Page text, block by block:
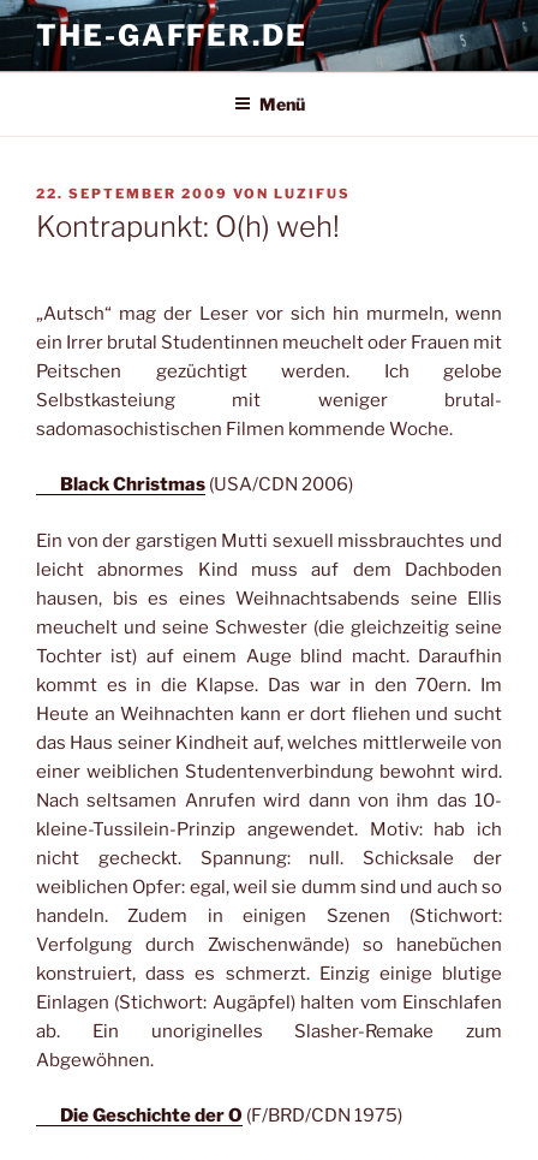
Zum
Inhalt
springen
THE-GAFFER.DE
Menü
VERÖFFENTLICHT
AM
22. SEPTEMBER 2009 VON LUZIFUS
Kontrapunkt: O(h) weh!
„Autsch“ mag der Leser vor sich hin murmeln, wenn
ein Irrer brutal Studentinnen meuchelt oder Frauen mit
Peitschen gezüchtigt werden. Ich gelobe
Selbstkasteiung mit weniger brutal-
sadomasochistischen Filmen kommende Woche.
Black Christmas (USA/CDN 2006)
Ein von der garstigen Mutti sexuell missbrauchtes und
leicht abnormes Kind muss auf dem Dachboden
hausen, bis es eines Weihnachtsabends seine Ellis
meuchelt und seine Schwester (die gleichzeitig seine
Tochter ist) auf einem Auge blind macht. Daraufhin
kommt es in die Klapse. Das war in den 70ern. Im
Heute an Weihnachten kann er dort fliehen und sucht
das Haus seiner Kindheit auf, welches mittlerweile von
einer weiblichen Studentenverbindung bewohnt wird.
Nach seltsamen Anrufen wird dann von ihm das 10-
kleine-Tussilein-Prinzip angewendet. Motiv: hab ich
nicht gecheckt. Spannung: null. Schicksale der
weiblichen Opfer: egal, weil sie dumm sind und auch so
handeln. Zudem in einigen Szenen (Stichwort:
Verfolgung durch Zwischenwände) so hanebüchen
konstruiert, dass es schmerzt. Einzig einige blutige
Einlagen (Stichwort: Augäpfel) halten vom Einschlafen
ab. Ein unoriginelles Slasher-Remake zum
Abgewöhnen.
Die Geschichte der O (F/BRD/CDN 1975)